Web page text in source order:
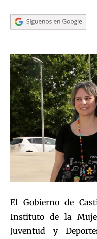
El Gobierno de
Instituto de la
Juventud y